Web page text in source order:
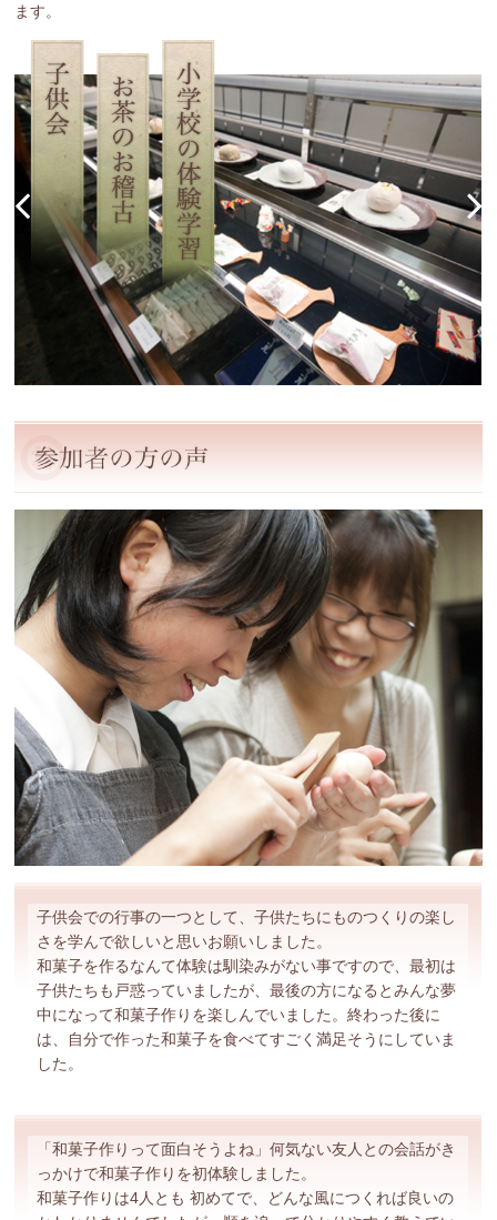
ます。
子供会での行事の一つとして、子供たちにものつくりの楽し
さを学んで欲しいと思いお願いしました。
和菓子を作るなんて体験は馴染みがない事ですので、最初は
子供たちも戸惑っていましたが、最後の方になるとみんな夢
中になって和菓子作りを楽しんでいました。終わった後に
は、自分で作った和菓子を食べてすごく満足そうにしていま
した。
「和菓子作りって面白そうよね」何気ない友人との会話がき
っかけで和菓子作りを初体験しました。
和菓子作りは4人とも 初めてで、どんな風につくれば良いの